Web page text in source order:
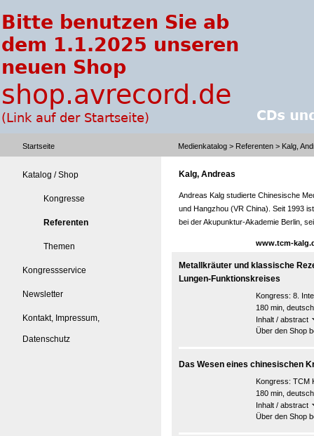
Startseite Medienkatalog > Referenten > Kalg,
Katalog / Shop
Kongresse
Referenten
Themen
Kongressservice
Newsletter
Kontakt, Impressum,
Datenschutz
Kalg, Andreas
Andreas Kalg studierte Chinesische
und Hangzhou (VR China). Seit 1993
bei der Akupunktur-Akademie Berlin,
www.tcm-
Metallkräuter und klassische
Lungen-Funktionskreises
Kongress: 8.
180 min, deutsch
Inhalt / abstract
Über den Shop
Das Wesen eines chinesischen
Kongress: TCM
180 min, deutsch
Inhalt / abstract
Über den Shop